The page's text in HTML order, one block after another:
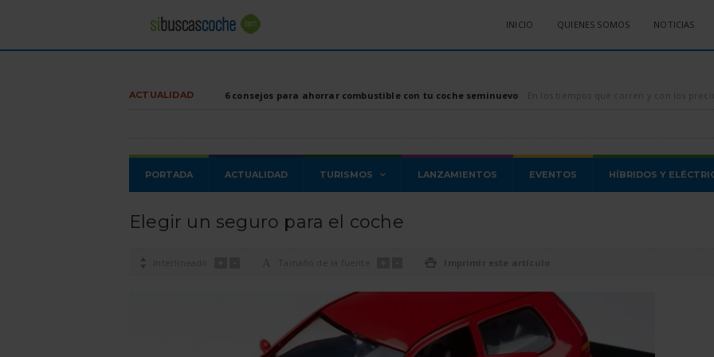
INICIO QUIENES SOMOS NOTICIAS
ACTUALIDAD 6 consejos para ahorrar combustible con tu coche seminuevo En los tiempos que corren y con los precios de los combustibles, tanto diésel como
PORTADA ACTUALIDAD TURISMOS LANZAMIENTOS EVENTOS HÍBRIDOS Y
Elegir un seguro para el coche